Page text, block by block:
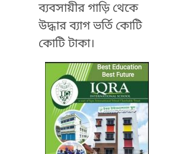
ব্যবসায়ীর গাড়ি থেকে
উদ্ধার ব্যাগ ভর্তি কোটি
কোটি টাকা।